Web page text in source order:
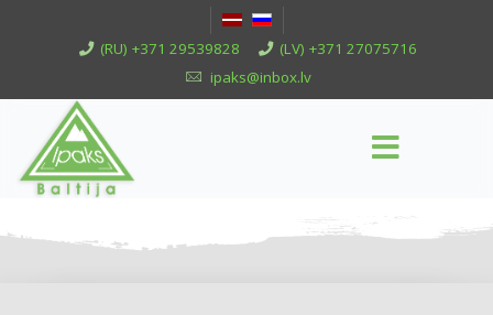
(RU) +371 29539828
(LV) +371 27075716
ipaks@inbox.lv